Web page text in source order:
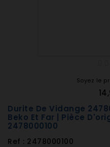
Soyez le
Durite De Vidange
Beko Et Far | Pièce
2478000100
Ref : 2478000100